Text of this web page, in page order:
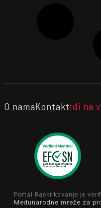
O namaKontaktIdi na
Portal Raskrikavanje je
Međunarodne mreže za